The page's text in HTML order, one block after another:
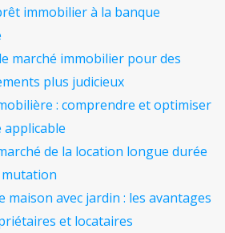
immobilier à la banque
marché immobilier pour des
plus judicieux
: comprendre et optimiser
applicable
de la location longue durée
maison avec jardin : les avantages
et locataires